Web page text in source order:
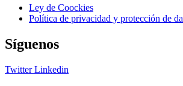
Ley de Coockies
Política de privacidad y protección de
Síguenos
Twitter Linkedin